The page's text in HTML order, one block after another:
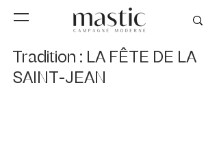
Tradition : LA FÊTE DE LA
SAINT-JEAN